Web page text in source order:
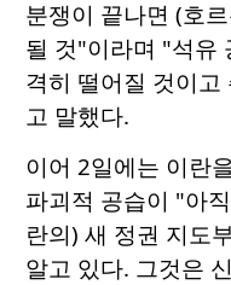
분쟁이 끝나면 (호
될 것"이라며 "석유
격히 떨어질 것이
고 말했다.
이어 2일에는 이란
파괴적 공습이 "아
란의) 새 정권 지도
알고 있다. 그것은